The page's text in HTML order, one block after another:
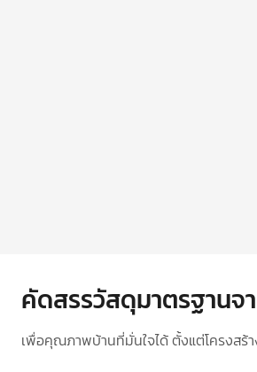
คัดสรรวัสดุมาตรฐานจ
เพื่อคุณภาพบ้านที่มั่นใจได้ ตั้งแต่โครงสร้